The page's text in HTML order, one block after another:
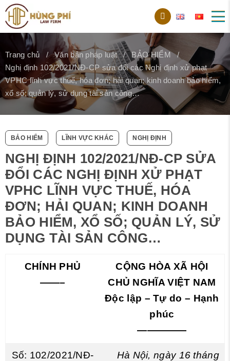
Trang chủ Văn bản pháp luật
BẢO HIỂM
Nghị định 102/2021/NĐ-CP sửa đổi các Nghị định xử phạt
VPHC lĩnh vực thuế, hóa đơn; hải quan; kinh doanh bảo hiểm,
xổ số; quản lý, sử dụng tài sản công…
BẢO HIỂM LĨNH VỰC KHÁC NGHỊ ĐỊNH
NGHỊ ĐỊNH 102/2021/NĐ-CP SỬA
ĐỔI CÁC NGHỊ ĐỊNH XỬ PHẠT
VPHC LĨNH VỰC THUẾ, HÓA
ĐƠN; HẢI QUAN; KINH DOANH
BẢO HIỂM, XỔ SỐ; QUẢN LÝ, SỬ
DỤNG TÀI SẢN CÔNG…
CHÍNH PHỦ
——–
CỘNG HÒA XÃ HỘI
CHỦ NGHĨA VIỆT NAM
Độc lập – Tự do – Hạnh
phúc
—————
Số: 102/2021/NĐ-
Hà Nội, ngày 16 tháng